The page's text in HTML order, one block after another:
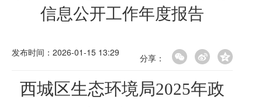
信息公开工作年度报告
发布时间：2026-01-15 13:29 分享：
西城区生态环境局2025年政